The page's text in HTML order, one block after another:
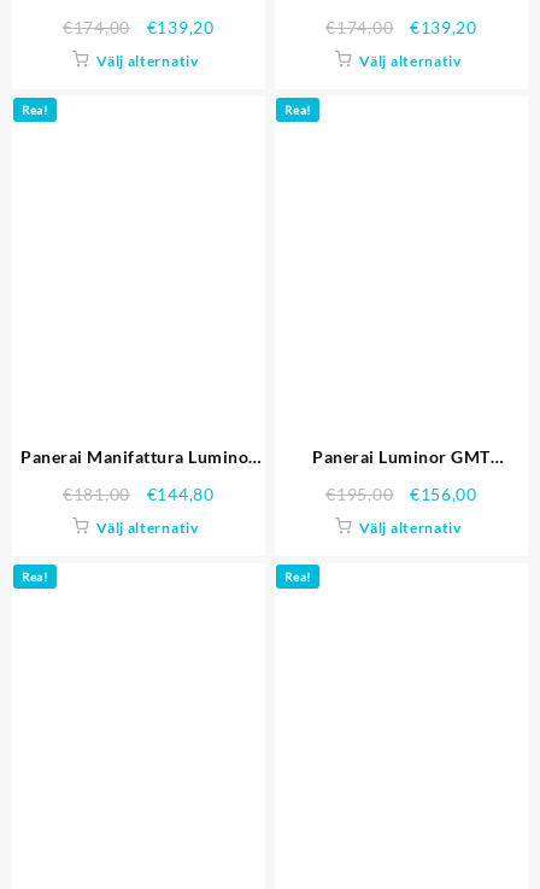
€174,00 €139,20
Välj alternativ
€174,00 €139,20
Välj alternativ
Rea!
Panerai Manifattura Luminor
€181,00 €144,80
Välj alternativ
Rea!
Panerai Luminor GMT
€195,00 €156,00
Välj alternativ
Rea! Rea!